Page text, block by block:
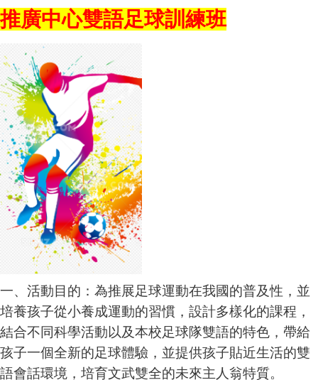
推廣中心雙語足球訓練班
一、活動目的：為推展足球運動在我國的普及性，並
培養孩子從小養成運動的習慣，設計多樣化的課程，
結合不同科學活動以及本校足球隊雙語的特色，帶給
孩子一個全新的足球體驗，並提供孩子貼近生活的雙
語會話環境，培育文武雙全的未來主人翁特質。